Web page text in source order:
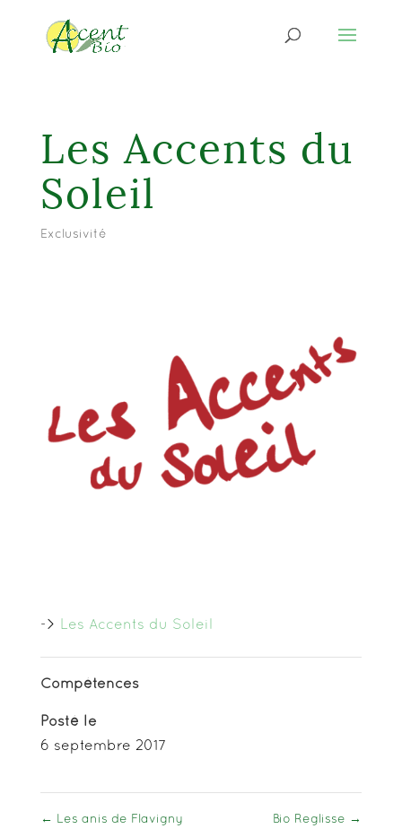
Les Accents du
Soleil
Exclusivité
-> Les Accents du Soleil
Compétences
Posté le
6 septembre 2017
← Les anis de Flavigny Bio Reglisse →